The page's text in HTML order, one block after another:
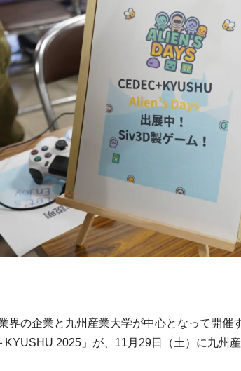
界の企業と九州産業大学が中心となって開催
KYUSHU 2025 」が、 11 月 29日（土）に九州